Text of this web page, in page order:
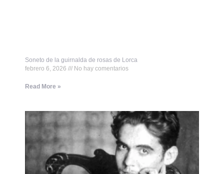
Soneto de la guirnalda de rosas de Lorca
febrero 6, 2026
No hay comentarios
Read More »